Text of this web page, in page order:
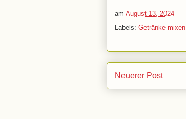
am August 13, 2024
Labels: Getränke mixen
Neuerer Post